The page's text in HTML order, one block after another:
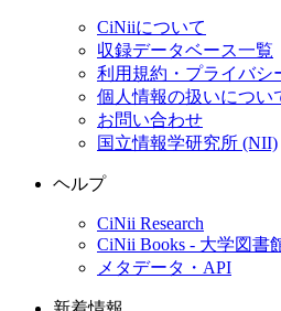
CiNiiについて
収録データベース一覧
利用規約・プライバシ
個人情報の扱いについ
お問い合わせ
国立情報学研究所 (NII)
ヘルプ
CiNii Research
CiNii Books - 大学図書
メタデータ・API